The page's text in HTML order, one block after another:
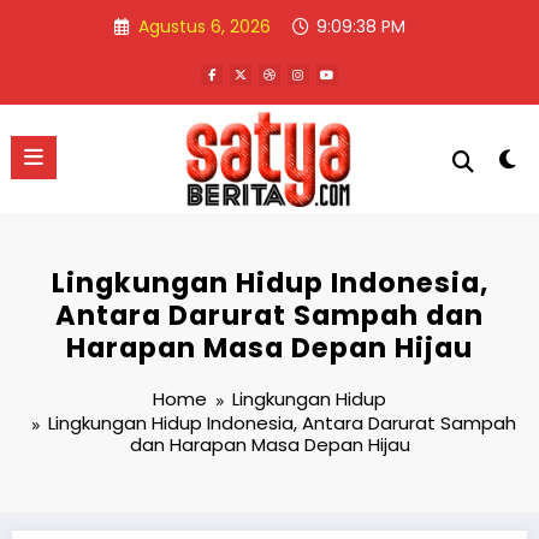
Agustus 6, 2026 9:09:38 PM
Lingkungan Hidup Indonesia,
Antara Darurat Sampah dan
Harapan Masa Depan Hijau
Home
Lingkungan Hidup
Lingkungan Hidup Indonesia, Antara Darurat Sampah
dan Harapan Masa Depan Hijau